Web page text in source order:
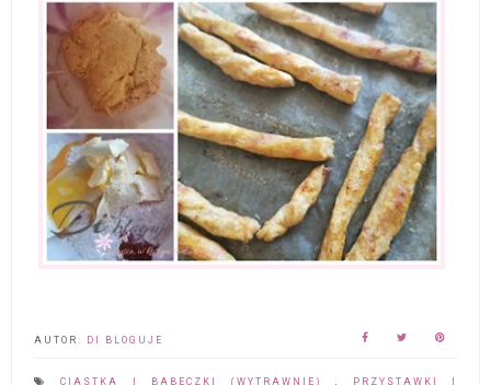
AUTOR: DI BLOGUJE
CIASTKA I BABECZKI (WYTRAWNIE) PRZYSTAWKI I